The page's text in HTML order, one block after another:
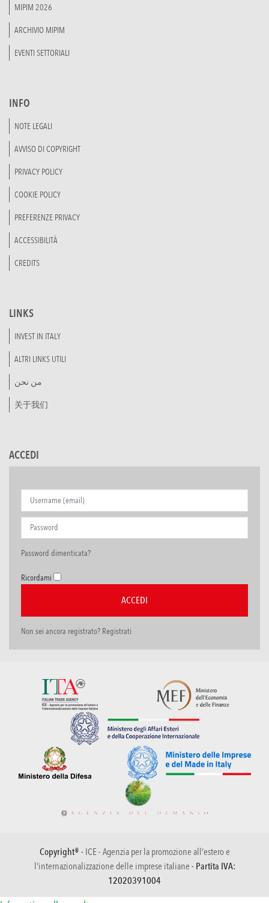
MIPIM 2026
ARCHIVIO MIPIM
EVENTI SETTORIALI
INFO
NOTE LEGALI
AVVISO DI COPYRIGHT
PRIVACY POLICY
COOKIE POLICY
PREFERENZE PRIVACY
ACCESSIBILITÀ
CREDITS
LINKS
INVEST IN ITALY
ALTRI LINKS UTILI
من نحن
关于我们
ACCEDI
Password dimenticata?
Ricordami
Non sei ancora registrato? Registrati
Copyright® - ICE - Agenzia per la promozione all’estero e
l'internazionalizzazione delle imprese italiane - Partita IVA:
12020391004